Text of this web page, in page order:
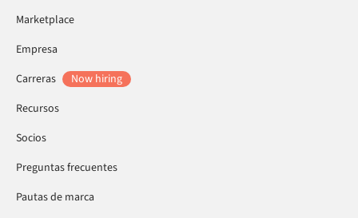
Marketplace
Empresa
Carreras
Now hiring
Recursos
Socios
Preguntas frecuentes
Pautas de marca